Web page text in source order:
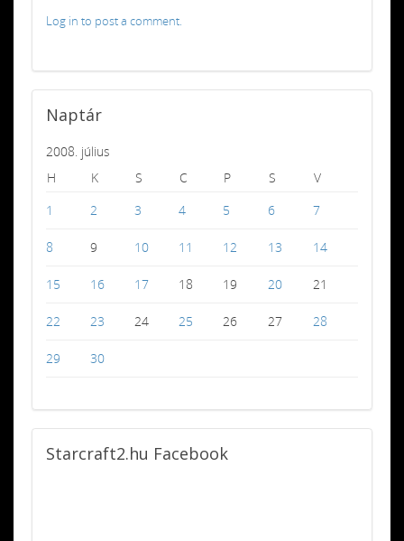
Log in to post a comment.
Naptár
2008. július
H
K S C P S
V
1
2 3 4 5 6 7
8 9 10 11 12 13 14
15 16 17 18 19 20 21
22 23 24 25 26 27 28
29 30
Starcraft2.hu Facebook